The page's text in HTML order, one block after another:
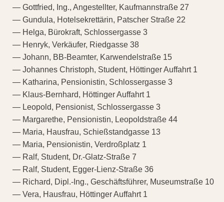
— Gottfried, Ing., Angestellter, Kaufmannstraße 27
— Gundula, Hotelsekrettärin, Patscher Straße 22
— Helga, Bürokraft, Schlossergasse 3
— Henryk, Verkäufer, Riedgasse 38
— Johann, BB-Beamter, Karwendelstraße 15
— Johannes Christoph, Student, Höttinger Auffahrt 1
— Katharina, Pensionistin, Schlossergasse 3
— Klaus-Bernhard, Höttinger Auffahrt 1
— Leopold, Pensionist, Schlossergasse 3
— Margarethe, Pensionistin, Leopoldstraße 44
— Maria, Hausfrau, Schießstandgasse 13
— Maria, Pensionistin, Verdroßplatz 1
— Ralf, Student, Dr.-Glatz-Straße 7
— Ralf, Student, Egger-Lienz-Straße 36
— Richard, Dipl.-Ing., Geschäftsführer, Museumstraße 10
— Vera, Hausfrau, Höttinger Auffahrt 1